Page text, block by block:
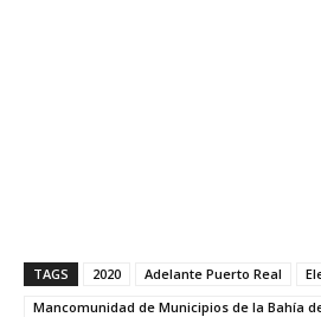
TAGS 2020 Adelante Puerto Real
Mancomunidad de Municipios de la Bahía